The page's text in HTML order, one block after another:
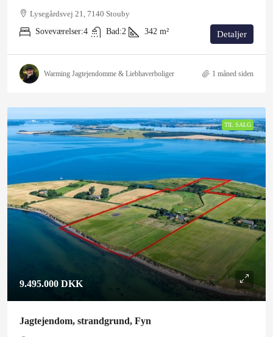
Lysegårdsvej 21, 7140 Stouby
Soveværelser:4 Bad:2 342 m² Detaljer
Warming Jagtejendomme & Liebhaverboliger 1 måned siden
TIL SALG
9.495.000 DKK
Jagtejendom, strandgrund, Fyn